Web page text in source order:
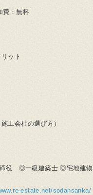
費：無料
リット
工会社の選び方）
締役 ◎一級建築士 ◎宅地建物
estate.net/sodansanka/